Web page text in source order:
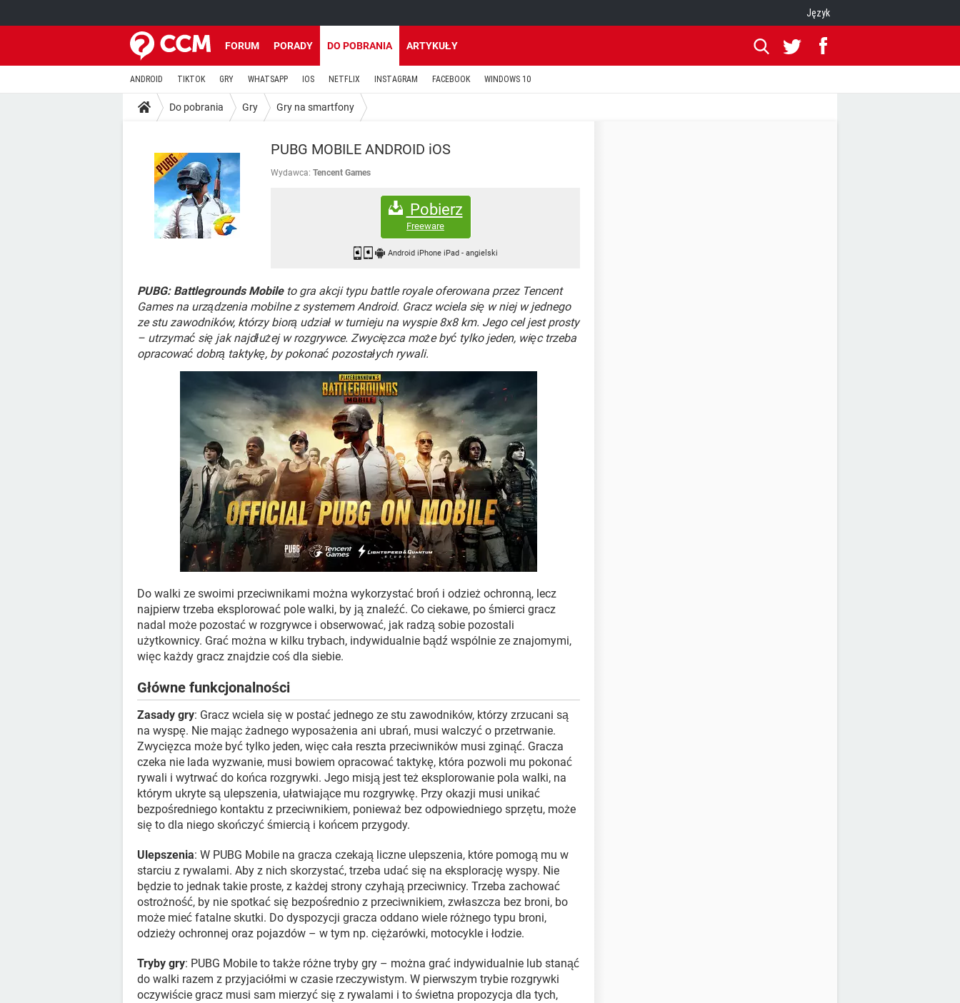
Język
FORUM PORADY DO POBRANIA ARTYKUŁY
ANDROID TIKTOK GRY WHATSAPP IOS NETFLIX INSTAGRAM FACEBOOK WINDOWS 10
Do pobrania Gry Gry na smartfony
PUBG MOBILE ANDROID iOS
Wydawca: Tencent Games
Pobierz
Freeware
Android iPhone iPad - angielski
PUBG: Battlegrounds Mobileto gra akcji typu battle royale oferowana przez Tencent
Games na urządzenia mobilne z systemem Android. Gracz wciela się w niej w jednego
ze stu zawodników, którzy biorą udział w turnieju na wyspie 8x8 km. Jego cel jest prosty
– utrzymać się jak najdłużej w rozgrywce. Zwycięzca może być tylko jeden, więc trzeba
opracować dobrą taktykę, by pokonać pozostałych rywali.
Do walki ze swoimi przeciwnikami można wykorzystać broń i odzież ochronną, lecz
najpierw trzeba eksplorować pole walki, by ją znaleźć. Co ciekawe, po śmierci gracz
nadal może pozostać w rozgrywce i obserwować, jak radzą sobie pozostali
użytkownicy. Grać można w kilku trybach, indywidualnie bądź wspólnie ze znajomymi,
więc każdy gracz znajdzie coś dla siebie.
Główne funkcjonalności
Zasady gry: Gracz wciela się w postać jednego ze stu zawodników, którzy zrzucani są
na wyspę. Nie mając żadnego wyposażenia ani ubrań, musi walczyć o przetrwanie.
Zwycięzca może być tylko jeden, więc cała reszta przeciwników musi zginąć. Gracza
czeka nie lada wyzwanie, musi bowiem opracować taktykę, która pozwoli mu pokonać
rywali i wytrwać do końca rozgrywki. Jego misją jest też eksplorowanie pola walki, na
którym ukryte są ulepszenia, ułatwiające mu rozgrywkę. Przy okazji musi unikać
bezpośredniego kontaktu z przeciwnikiem, ponieważ bez odpowiedniego sprzętu, może
się to dla niego skończyć śmiercią i końcem przygody.
Ulepszenia: W PUBG Mobile na gracza czekają liczne ulepszenia, które pomogą mu w
starciu z rywalami. Aby z nich skorzystać, trzeba udać się na eksplorację wyspy. Nie
będzie to jednak takie proste, z każdej strony czyhają przeciwnicy. Trzeba zachować
ostrożność, by nie spotkać się bezpośrednio z przeciwnikiem, zwłaszcza bez broni, bo
może mieć fatalne skutki. Do dyspozycji gracza oddano wiele różnego typu broni,
odzieży ochronnej oraz pojazdów – w tym np. ciężarówki, motocykle i łodzie.
Tryby gry: PUBG Mobile to także różne tryby gry – można grać indywidualnie lub stanąć
do walki razem z przyjaciółmi w czasie rzeczywistym. W pierwszym trybie rozgrywki
oczywiście gracz musi sam mierzyć się z rywalami i to świetna propozycja dla tych,